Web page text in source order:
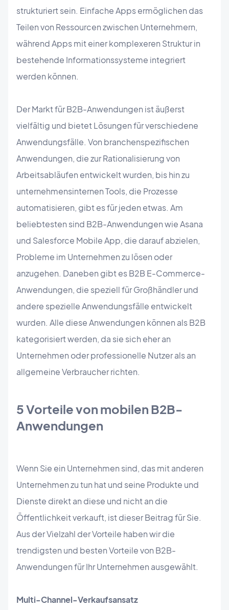
strukturiert sein. Einfache Apps ermöglichen das
Teilen von Ressourcen zwischen Unternehmern,
während Apps mit einer komplexeren Struktur in
bestehende Informationssysteme integriert
werden können.
Der Markt für B2B-Anwendungen ist äußerst
vielfältig und bietet Lösungen für verschiedene
Anwendungsfälle. Von branchenspezifischen
Anwendungen, die zur Rationalisierung von
Arbeitsabläufen entwickelt wurden, bis hin zu
unternehmensinternen Tools, die Prozesse
automatisieren, gibt es für jeden etwas. Am
beliebtesten sind B2B-Anwendungen wie Asana
und Salesforce Mobile App, die darauf abzielen,
Probleme im Unternehmen zu lösen oder
anzugehen. Daneben gibt es B2B E-Commerce-
Anwendungen, die speziell für Großhändler und
andere spezielle Anwendungsfälle entwickelt
wurden. Alle diese Anwendungen können als B2B
kategorisiert werden, da sie sich eher an
Unternehmen oder professionelle Nutzer als an
allgemeine Verbraucher richten.
5 Vorteile von mobilen B2B-
Anwendungen
Wenn Sie ein Unternehmen sind, das mit anderen
Unternehmen zu tun hat und seine Produkte und
Dienste direkt an diese und nicht an die
Öffentlichkeit verkauft, ist dieser Beitrag für Sie.
Aus der Vielzahl der Vorteile haben wir die
trendigsten und besten Vorteile von B2B-
Anwendungen für Ihr Unternehmen ausgewählt.
Multi-Channel-Verkaufsansatz